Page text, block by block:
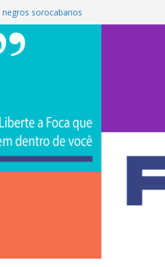
sorocabanos
a terceira artista do #ConviteMPB do
Brasil 2026 promove integração, ciência e
Uniso